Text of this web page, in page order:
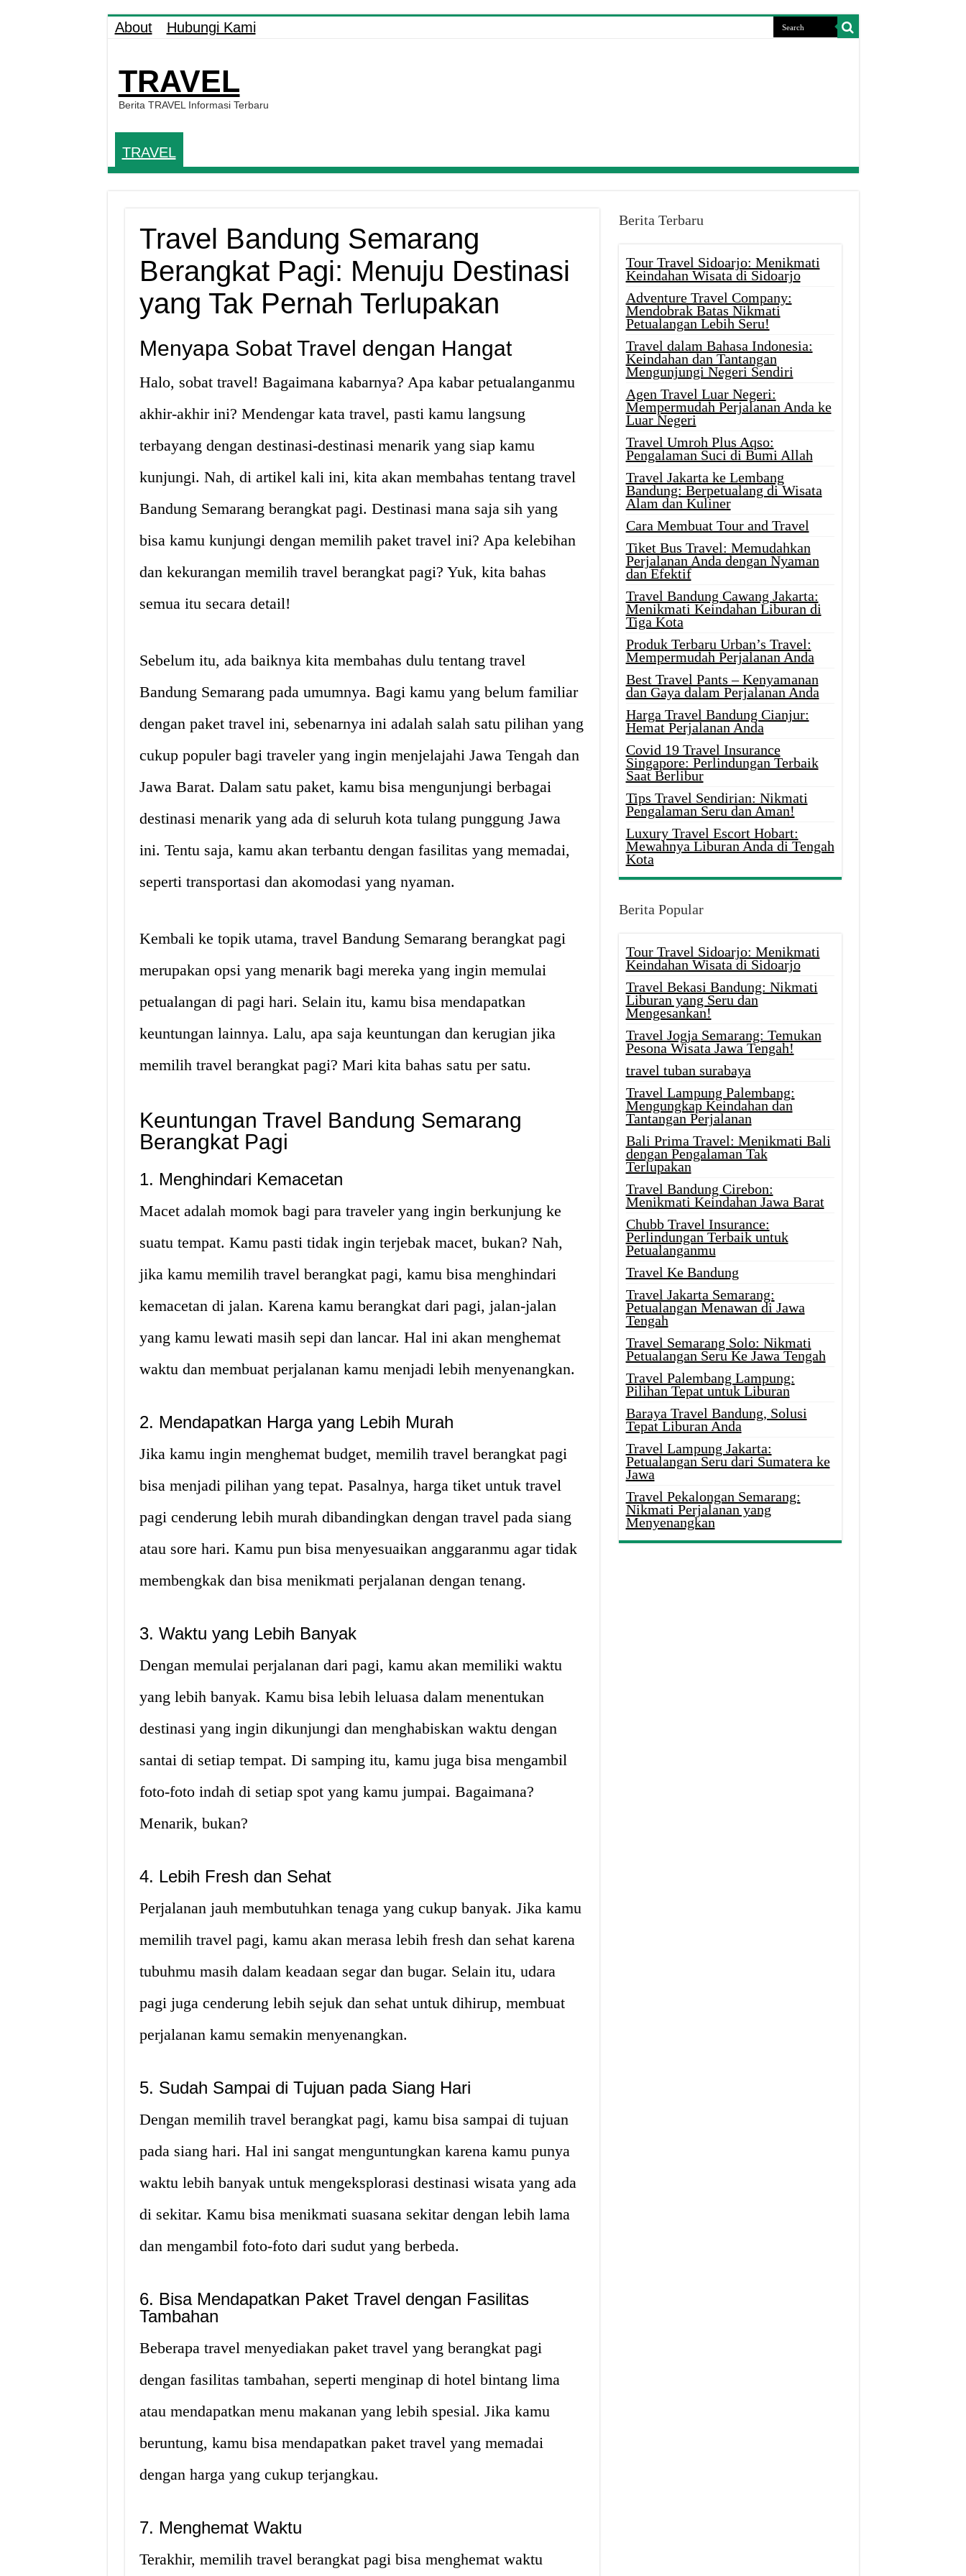
About Hubungi Kami
TRAVEL
Berita TRAVEL Informasi Terbaru
TRAVEL
Travel Bandung Semarang
Berangkat Pagi: Menuju Destinasi
yang Tak Pernah Terlupakan
Menyapa Sobat Travel dengan Hangat
Halo, sobat travel! Bagaimana kabarnya? Apa kabar petualanganmu
akhir-akhir ini? Mendengar kata travel, pasti kamu langsung
terbayang dengan destinasi-destinasi menarik yang siap kamu
kunjungi. Nah, di artikel kali ini, kita akan membahas tentang travel
Bandung Semarang berangkat pagi. Destinasi mana saja sih yang
bisa kamu kunjungi dengan memilih paket travel ini? Apa kelebihan
dan kekurangan memilih travel berangkat pagi? Yuk, kita bahas
semua itu secara detail!
Sebelum itu, ada baiknya kita membahas dulu tentang travel
Bandung Semarang pada umumnya. Bagi kamu yang belum familiar
dengan paket travel ini, sebenarnya ini adalah salah satu pilihan yang
cukup populer bagi traveler yang ingin menjelajahi Jawa Tengah dan
Jawa Barat. Dalam satu paket, kamu bisa mengunjungi berbagai
destinasi menarik yang ada di seluruh kota tulang punggung Jawa
ini. Tentu saja, kamu akan terbantu dengan fasilitas yang memadai,
seperti transportasi dan akomodasi yang nyaman.
Kembali ke topik utama, travel Bandung Semarang berangkat pagi
merupakan opsi yang menarik bagi mereka yang ingin memulai
petualangan di pagi hari. Selain itu, kamu bisa mendapatkan
keuntungan lainnya. Lalu, apa saja keuntungan dan kerugian jika
memilih travel berangkat pagi? Mari kita bahas satu per satu.
Keuntungan Travel Bandung Semarang
Berangkat Pagi
1. Menghindari Kemacetan
Macet adalah momok bagi para traveler yang ingin berkunjung ke
suatu tempat. Kamu pasti tidak ingin terjebak macet, bukan? Nah,
jika kamu memilih travel berangkat pagi, kamu bisa menghindari
kemacetan di jalan. Karena kamu berangkat dari pagi, jalan-jalan
yang kamu lewati masih sepi dan lancar. Hal ini akan menghemat
waktu dan membuat perjalanan kamu menjadi lebih menyenangkan.
2. Mendapatkan Harga yang Lebih Murah
Jika kamu ingin menghemat budget, memilih travel berangkat pagi
bisa menjadi pilihan yang tepat. Pasalnya, harga tiket untuk travel
pagi cenderung lebih murah dibandingkan dengan travel pada siang
atau sore hari. Kamu pun bisa menyesuaikan anggaranmu agar tidak
membengkak dan bisa menikmati perjalanan dengan tenang.
3. Waktu yang Lebih Banyak
Dengan memulai perjalanan dari pagi, kamu akan memiliki waktu
yang lebih banyak. Kamu bisa lebih leluasa dalam menentukan
destinasi yang ingin dikunjungi dan menghabiskan waktu dengan
santai di setiap tempat. Di samping itu, kamu juga bisa mengambil
foto-foto indah di setiap spot yang kamu jumpai. Bagaimana?
Menarik, bukan?
4. Lebih Fresh dan Sehat
Perjalanan jauh membutuhkan tenaga yang cukup banyak. Jika kamu
memilih travel pagi, kamu akan merasa lebih fresh dan sehat karena
tubuhmu masih dalam keadaan segar dan bugar. Selain itu, udara
pagi juga cenderung lebih sejuk dan sehat untuk dihirup, membuat
perjalanan kamu semakin menyenangkan.
5. Sudah Sampai di Tujuan pada Siang Hari
Dengan memilih travel berangkat pagi, kamu bisa sampai di tujuan
pada siang hari. Hal ini sangat menguntungkan karena kamu punya
waktu lebih banyak untuk mengeksplorasi destinasi wisata yang ada
di sekitar. Kamu bisa menikmati suasana sekitar dengan lebih lama
dan mengambil foto-foto dari sudut yang berbeda.
6. Bisa Mendapatkan Paket Travel dengan Fasilitas
Tambahan
Beberapa travel menyediakan paket travel yang berangkat pagi
dengan fasilitas tambahan, seperti menginap di hotel bintang lima
atau mendapatkan menu makanan yang lebih spesial. Jika kamu
beruntung, kamu bisa mendapatkan paket travel yang memadai
dengan harga yang cukup terjangkau.
7. Menghemat Waktu
Terakhir, memilih travel berangkat pagi bisa menghemat waktu
Berita Terbaru
Tour Travel Sidoarjo: Menikmati
Keindahan Wisata di Sidoarjo
Adventure Travel Company:
Mendobrak Batas Nikmati
Petualangan Lebih Seru!
Travel dalam Bahasa Indonesia:
Keindahan dan Tantangan
Mengunjungi Negeri Sendiri
Agen Travel Luar Negeri:
Mempermudah Perjalanan Anda ke
Luar Negeri
Travel Umroh Plus Aqso:
Pengalaman Suci di Bumi Allah
Travel Jakarta ke Lembang
Bandung: Berpetualang di Wisata
Alam dan Kuliner
Cara Membuat Tour and Travel
Tiket Bus Travel: Memudahkan
Perjalanan Anda dengan Nyaman
dan Efektif
Travel Bandung Cawang Jakarta:
Menikmati Keindahan Liburan di
Tiga Kota
Produk Terbaru Urban’s Travel:
Mempermudah Perjalanan Anda
Best Travel Pants – Kenyamanan
dan Gaya dalam Perjalanan Anda
Harga Travel Bandung Cianjur:
Hemat Perjalanan Anda
Covid 19 Travel Insurance
Singapore: Perlindungan Terbaik
Saat Berlibur
Tips Travel Sendirian: Nikmati
Pengalaman Seru dan Aman!
Luxury Travel Escort Hobart:
Mewahnya Liburan Anda di Tengah
Kota
Berita Popular
Tour Travel Sidoarjo: Menikmati
Keindahan Wisata di Sidoarjo
Travel Bekasi Bandung: Nikmati
Liburan yang Seru dan
Mengesankan!
Travel Jogja Semarang: Temukan
Pesona Wisata Jawa Tengah!
travel tuban surabaya
Travel Lampung Palembang:
Mengungkap Keindahan dan
Tantangan Perjalanan
Bali Prima Travel: Menikmati Bali
dengan Pengalaman Tak
Terlupakan
Travel Bandung Cirebon:
Menikmati Keindahan Jawa Barat
Chubb Travel Insurance:
Perlindungan Terbaik untuk
Petualanganmu
Travel Ke Bandung
Travel Jakarta Semarang:
Petualangan Menawan di Jawa
Tengah
Travel Semarang Solo: Nikmati
Petualangan Seru Ke Jawa Tengah
Travel Palembang Lampung:
Pilihan Tepat untuk Liburan
Baraya Travel Bandung, Solusi
Tepat Liburan Anda
Travel Lampung Jakarta:
Petualangan Seru dari Sumatera ke
Jawa
Travel Pekalongan Semarang:
Nikmati Perjalanan yang
Menyenangkan